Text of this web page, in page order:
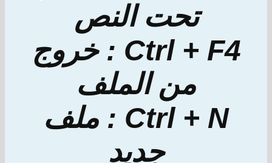
تحت النص
Ctrl + F4 : خروج
من الملف
Ctrl + N : ملف
جديد